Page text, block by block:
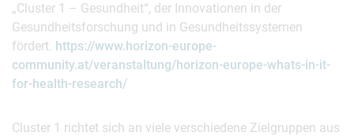
„Cluster 1 – Gesundheit“, der Innovationen in der
Gesundheitsforschung und in Gesundheitssystemen
fördert. https://www.horizon-europe-
community.at/veranstaltung/horizon-europe-whats-in-it-
for-health-research/
Cluster 1 richtet sich an viele verschiedene Zielgruppen aus